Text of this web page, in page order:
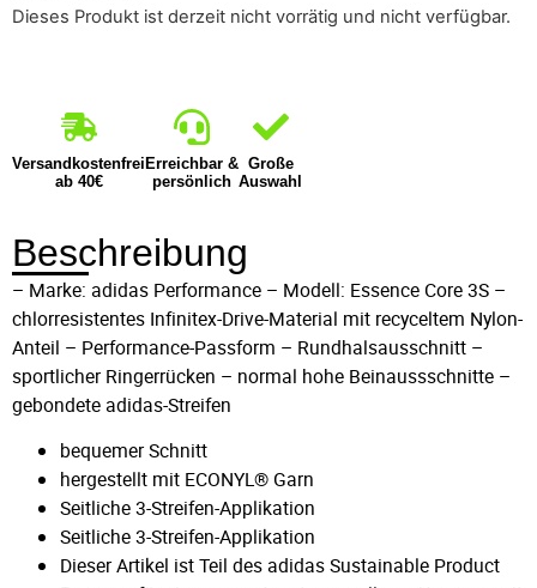
Dieses Produkt ist derzeit nicht vorrätig und nicht verfügbar.
Versandkostenfrei
ab 40€
Erreichbar &
persönlich
Große
Auswahl
Beschreibung
– Marke: adidas Performance – Modell: Essence Core 3S –
chlorresistentes Infinitex-Drive-Material mit recyceltem Nylon-
Anteil – Performance-Passform – Rundhalsausschnitt –
sportlicher Ringerrücken – normal hohe Beinaussschnitte –
gebondete adidas-Streifen
bequemer Schnitt
hergestellt mit ECONYL® Garn
Seitliche 3-Streifen-Applikation
Seitliche 3-Streifen-Applikation
Dieser Artikel ist Teil des adidas Sustainable Product